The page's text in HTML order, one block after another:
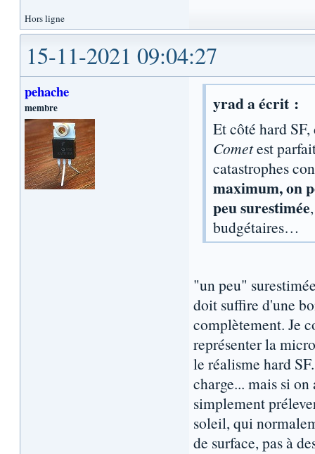
Hors ligne
15-11-2021 09:04:27
pehache
membre yrad a écrit :
Et côté hard
Cometest
catastrophes
maximum, on
peu surestimée
budgétaires…
"un peu"
doit suffire d'une
complètement. Je
représenter la
le réalisme hard
charge... mais si
simplement
soleil, qui
de surface, pas à